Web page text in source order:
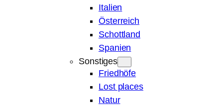
Italien
Österreich
Schottland
Spanien
Sonstiges
Friedhöfe
Lost places
Natur